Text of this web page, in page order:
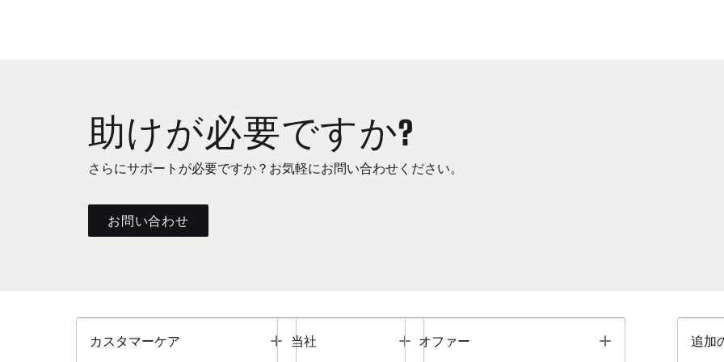
助けが必要ですか?
さらにサポートが必要ですか？お気軽にお問い合わせください。
お問い合わせ
カスタマーケア Toggle
当社 Toggle
オファー Toggle 追加